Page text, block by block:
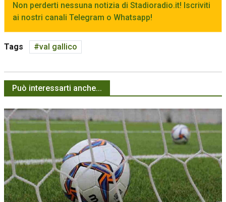
Non perderti nessuna notizia di Stadioradio.it! Iscriviti
ai nostri canali Telegram o Whatsapp!
Tags val gallico
Può interessarti anche...